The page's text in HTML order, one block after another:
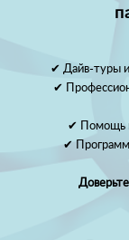
✔ Дайв-туры и
✔
✔ Помощь
✔